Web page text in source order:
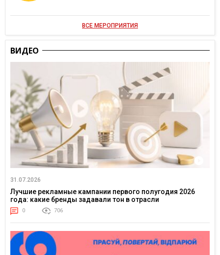
ВСЕ МЕРОПРИЯТИЯ
ВИДЕО
31.07.2026
Лучшие рекламные кампании первого полугодия 2026
года: какие бренды задавали тон в отрасли
0 706